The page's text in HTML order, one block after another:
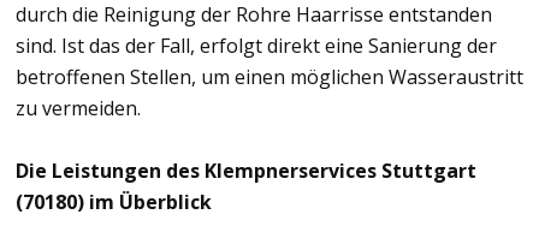
durch die Reinigung der Rohre Haarrisse entstanden
sind. Ist das der Fall, erfolgt direkt eine Sanierung der
betroffenen Stellen, um einen möglichen Wasseraustritt
zu vermeiden.
Die Leistungen des Klempnerservices Stuttgart
(70180) im Überblick